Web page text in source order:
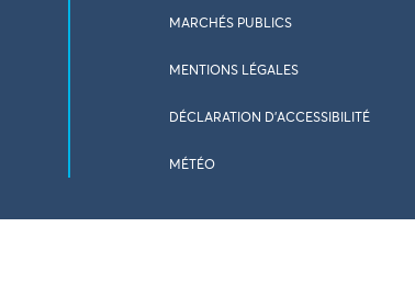
MARCHÉS PUBLICS
MENTIONS LÉGALES
DÉCLARATION D’ACCESSIBILITÉ
MÉTÉO